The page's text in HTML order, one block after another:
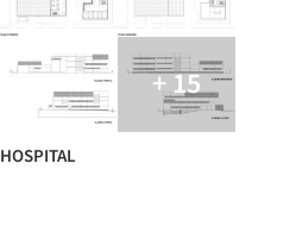
+ 15
HOSPITAL